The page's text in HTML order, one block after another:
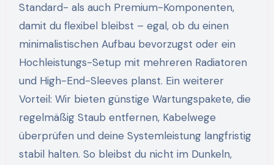
Standard- als auch Premium-Komponenten,
damit du flexibel bleibst – egal, ob du einen
minimalistischen Aufbau bevorzugst oder ein
Hochleistungs-Setup mit mehreren Radiatoren
und High-End-Sleeves planst. Ein weiterer
Vorteil: Wir bieten günstige Wartungspakete, die
regelmäßig Staub entfernen, Kabelwege
überprüfen und deine Systemleistung langfristig
stabil halten. So bleibst du nicht im Dunkeln,